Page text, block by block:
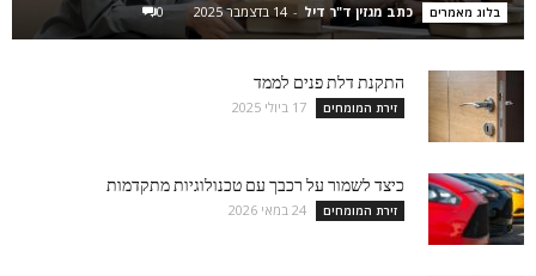
בלוג מאמרים כתב מגזין ד"ר דיל - 14 בדצמבר 2025 0
התקנת דלת פנים לממד
זירת המומחים 17 ביולי 2025
כיצד לשמור על רכבך עם טכנולוגיות מתקדמות
זירת המומחים 24 במאי 2026